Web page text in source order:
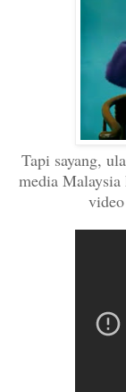
Tapi sayang,
media Malaysia